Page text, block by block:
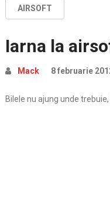
AIRSOFT
Iarna la
Mack 8 februarie
Bilele nu ajung unde